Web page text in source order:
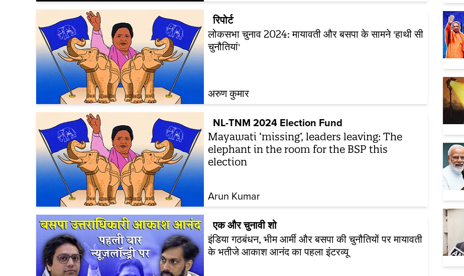
रिपोर्ट
लोकसभा चुनाव 2024: मायावती और बसपा के सामने 'हाथी सी
चुनौतियां'
अरुण कुमार
NL-TNM 2024 Election Fund
Mayawati ‘missing’, leaders leaving: The
elephant in the room for the BSP this
election
Arun Kumar
एक और चुनावी शो
इंडिया गठबंधन, भीम आर्मी और बसपा की चुनौतियों पर मायावती
के भतीजे आकाश आनंद का पहला इंटरव्यू